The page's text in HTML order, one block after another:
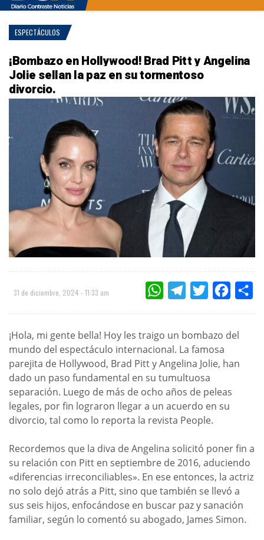
ESPECTÁCULOS
¡Bombazo en Hollywood! Brad Pitt y Angelina
Jolie sellan la paz en su tormentoso
divorcio.
31 de diciembre, 2024 - 11:33 am WHATSAPPTELEGRAMTWITTER
¡Hola, mi gente bella! Hoy les traigo un bombazo del
mundo del espectáculo internacional. La famosa
parejita de Hollywood, Brad Pitt y Angelina Jolie, han
dado un paso fundamental en su tumultuosa
separación. Luego de más de ocho años de peleas
legales, por fin lograron llegar a un acuerdo en su
divorcio, tal como lo reporta la revista People.
Recordemos que la diva de Angelina solicitó poner fin a
su relación con Pitt en septiembre de 2016, aduciendo
«diferencias irreconciliables». En ese entonces, la actriz
no solo dejó atrás a Pitt, sino que también se llevó a
sus seis hijos, enfocándose en buscar paz y sanación
familiar, según lo comentó su abogado, James Simon.